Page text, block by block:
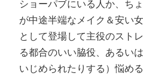
ショーパブにいる人か、ち
が中途半端なメイク＆安い
として登場して主役のスト
る都合のいい脇役、あるい
いじめられたりする）悩め